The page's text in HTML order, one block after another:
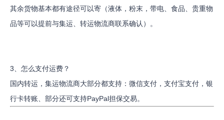
其余货物基本都有途径可以寄（液体，粉末，带电、食品、贵重物
品等可以提前与集运、转运物流商联系确认）。
3、怎么支付运费？
国内转运，集运物流商大部分都支持：微信支付，支付宝支付，银
行卡转账、部分还可支持PayPal担保交易。